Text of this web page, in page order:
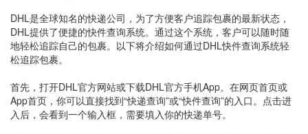
DHL是全球知名的快递公司，为了方便客户追踪包裹的最新状态，
DHL提供了便捷的快件查询系统。通过这个系统，客户可以随时随
地轻松追踪自己的包裹。以下将介绍如何通过DHL快件查询系统轻
松追踪包裹。
首先，打开DHL官方网站或下载DHL官方手机App。在网页首页或
App首页，你可以直接找到“快递查询”或“快件查询”的入口。点击进
入后，会看到一个输入框，需要填入你的快递单号。